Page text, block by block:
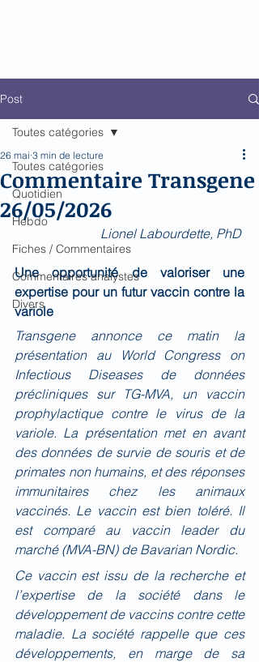
Post
Toutes catégories
Quotidien
Hebdo
Fiches / Commentaires
Commentaires analystes
Divers
Toutes catégories
Commentaire Transgene
26/05/2026
26 mai 3 min de lecture
Lionel Labourdette, PhD
Une opportunité de valoriser une
expertise pour un futur vaccin contre la
variole
Transgene annonce ce matin la
présentation au World Congress on
Infectious Diseases de données
précliniques sur TG-MVA, un vaccin
prophylactique contre le virus de la
variole. La présentation met en avant
des données de survie de souris et de
primates non humains, et des réponses
immunitaires chez les animaux
vaccinés. Le vaccin est bien toléré. Il
est comparé au vaccin leader du
marché (MVA-BN) de Bavarian Nordic.
Ce vaccin est issu de la recherche et
l’expertise de la société dans le
développement de vaccins contre cette
maladie. La société rappelle que ces
développements, en marge de sa